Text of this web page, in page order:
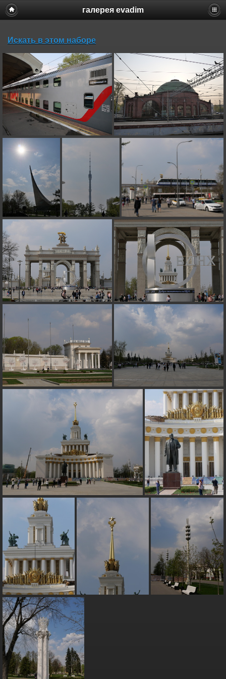
галерея evadim
Искать в этом наборе